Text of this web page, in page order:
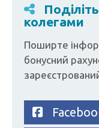
колегами
Поширте
бонусний